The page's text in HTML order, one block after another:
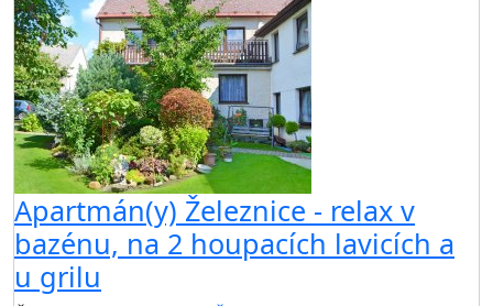
Apartmán(y) Železnice - relax v
bazénu, na 2 houpacích lavicích a
u grilu